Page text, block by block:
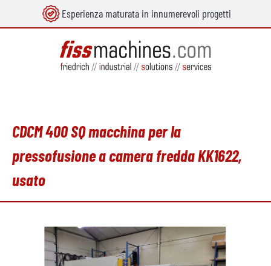
principale Esperienza maturata in innumerevoli progetti
CDCM 400 SQ macchina per la
pressofusione a camera fredda KK1622,
usato
Salta la galleria di immagini